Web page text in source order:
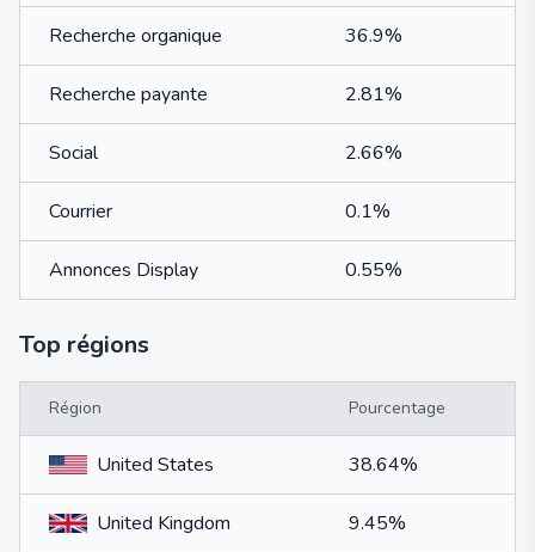
Recherche organique 36.9%
Recherche payante 2.81%
Social 2.66%
Courrier 0.1%
Annonces Display 0.55%
Top régions
Région Pourcentage
United States 38.64%
United Kingdom 9.45%